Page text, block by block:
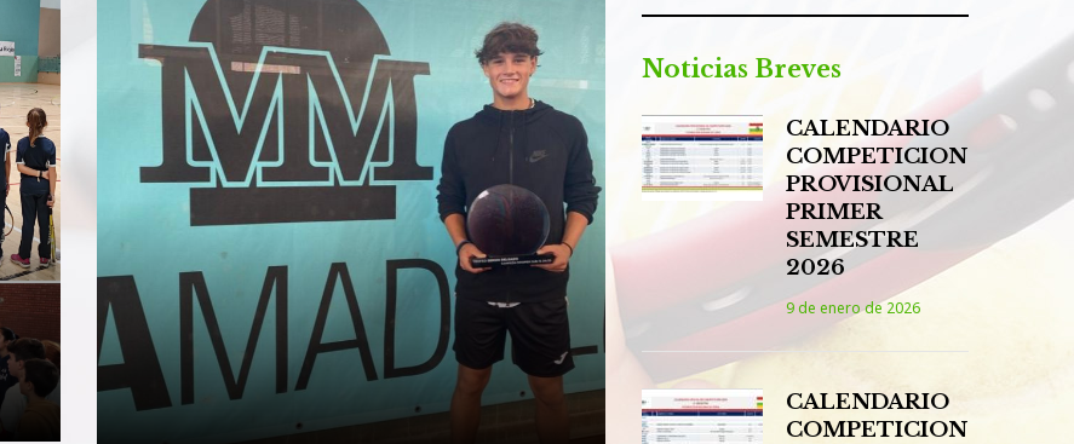
Noticias Breves
CALENDARIO
COMPETICION
PROVISIONAL
PRIMER
SEMESTRE
2026
9 de enero de 2026
CALENDARIO
COMPETICION